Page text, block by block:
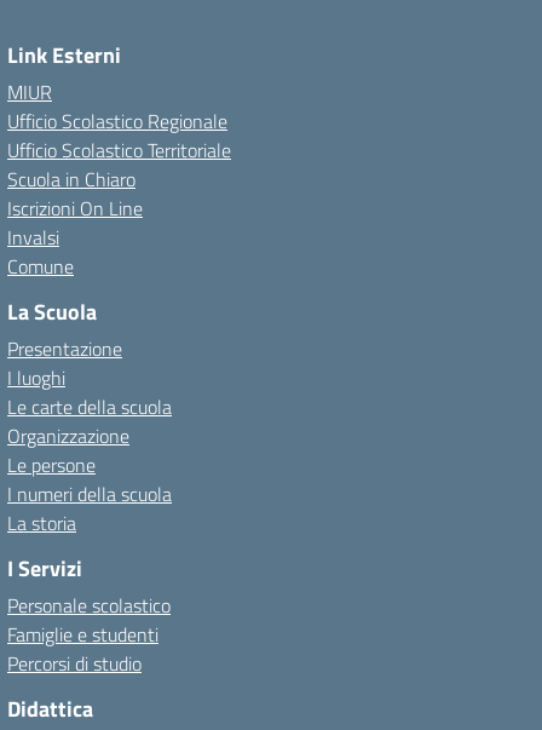
Link Esterni
MIUR
Ufficio Scolastico Regionale
Ufficio Scolastico Territoriale
Scuola in Chiaro
Iscrizioni On Line
Invalsi
Comune
La Scuola
Presentazione
I luoghi
Le carte della scuola
Organizzazione
Le persone
I numeri della scuola
La storia
I Servizi
Personale scolastico
Famiglie e studenti
Percorsi di studio
Didattica